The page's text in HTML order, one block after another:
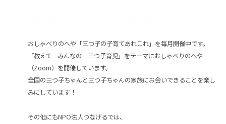
– – – – – – – – – – – – – – – – – – – – – – – – – – – – – – – –
おしゃべりのへや「三つ子の子育てあれこれ」を毎月開催中です。
「教えて みんなの 三つ子育児」をテーマにおしゃべりのへや
（Zoom）を開催しています。
全国の三つ子ちゃんと三つ子ちゃんの家族にお会いできることを楽し
みにしています！
その他にもNPO法人つなげるでは、